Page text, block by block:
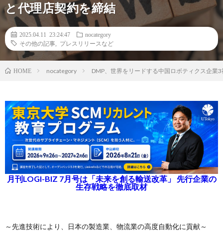
と代理店契約を締結
2025.04.11 23:24:47
nocategory
その他の記事
プレスリリースなど
HOME nocategory DMP、世界をリードする中国ロボティクス企業
月刊LOGI-BIZ 7月号は「未来を創る輸送改革」 先行企業の
生存戦略を徹底取材
～先進技術により、日本の製造業、物流業の高度自動化に貢献～